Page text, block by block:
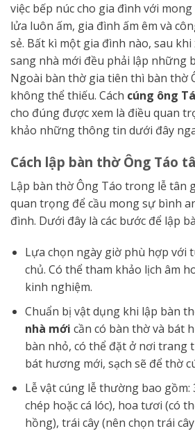
việc bếp núc cho gia đình với
lửa luôn ấm, gia đình ấm êm và
sẻ. Bất kì một gia đình nào, sau khi
sang nhà mới đều phải lập những
Ngoài bàn thờ gia tiên thì bàn thờ
không thể thiếu. Cách cúng ông
cho đúng được xem là điều quan
khảo những thông tin dưới đây
Cách lập bàn thờ Ông Táo
Lập bàn thờ Ông Táo trong lễ tân
quan trọng để cầu mong sự bình
đình. Dưới đây là các bước để lập
Lựa chọn ngày giờ phù hợp với
chủ. Có thể tham khảo lịch âm
kinh nghiệm.
Chuẩn bị vật dụng khi lập bàn
nhà mới cần có bàn thờ và bát
bàn nhỏ, có thể đặt ở nơi trang
bát hương mới, sạch sẽ để thờ
Lễ vật cúng lễ thường bao gồm:
chép hoặc cá lóc), hoa tươi (có
hồng), trái cây (nên chọn trái